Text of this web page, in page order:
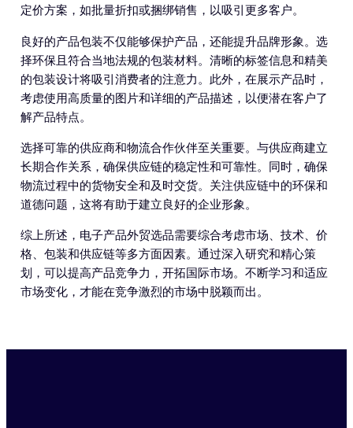
定价方案，如批量折扣或捆绑销售，以吸引更多客户。
良好的产品包装不仅能够保护产品，还能提升品牌形象。选
择环保且符合当地法规的包装材料。清晰的标签信息和精美
的包装设计将吸引消费者的注意力。此外，在展示产品时，
考虑使用高质量的图片和详细的产品描述，以便潜在客户了
解产品特点。
选择可靠的供应商和物流合作伙伴至关重要。与供应商建立
长期合作关系，确保供应链的稳定性和可靠性。同时，确保
物流过程中的货物安全和及时交货。关注供应链中的环保和
道德问题，这将有助于建立良好的企业形象。
综上所述，电子产品外贸选品需要综合考虑市场、技术、价
格、包装和供应链等多方面因素。通过深入研究和精心策
划，可以提高产品竞争力，开拓国际市场。不断学习和适应
市场变化，才能在竞争激烈的市场中脱颖而出。